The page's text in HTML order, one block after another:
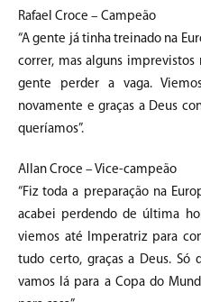
Rafael Croce – Campeão
“A gente já tinha treinado na
correr, mas alguns imprevistos
gente perder a vaga.
novamente e graças a Deus
queríamos”.
Allan Croce – Vice-campeão
“Fiz toda a preparação na
acabei perdendo de última
viemos até Imperatriz para
tudo certo, graças a Deus. Só
vamos lá para a Copa do